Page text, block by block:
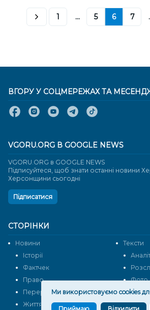
1 ... 5 6 7
СТОРІНКИ
Новини
Тексти
Історії
Фактчек
Право
Фото
Перерва на каву
Життя
Блоги
ВГОРУ У СОЦМЕРЕЖАХ ТА
VGORU.ORG В GOOGLE NEWS
VGORU.ORG в GOOGLE NEWS
Підписуйтеся, щоб знати останні новини
Херсонщини сьогодні
Підписатися
Ми використовуємо cookies